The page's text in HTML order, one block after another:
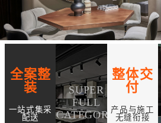
全案整
装
一站式集采
配送
SUPER
FULL
CATEGORY
整体交
付
产品与施工
无缝衔接